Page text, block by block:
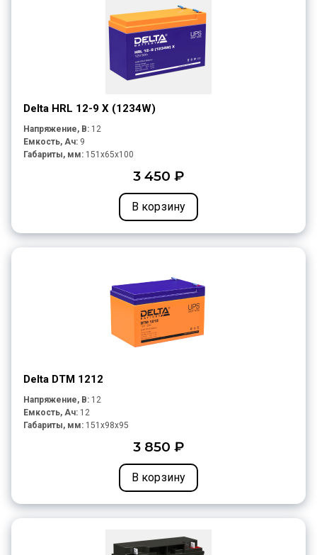
Delta HRL 12-9 X (1234W)
Напряжение, В: 12
Емкость, Ач: 9
Габариты, мм: 151x65x100
3 450 ₽
В корзину
Delta DTM 1212
Напряжение, В: 12
Емкость, Ач: 12
Габариты, мм: 151x98x95
3 850 ₽
В корзину